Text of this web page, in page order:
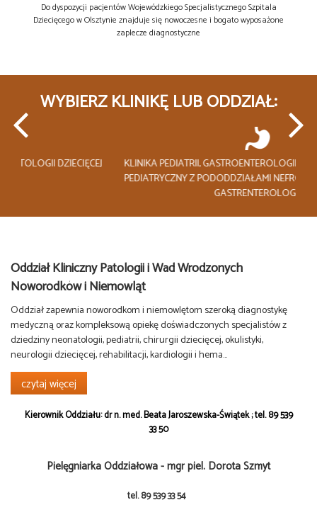
Do dyspozycji pacjentów Wojewódzkiego Specjalistycznego Szpitala
Dziecięcego w Olsztynie znajduje się nowoczesne i bogato wyposażone
zaplecze diagnostyczne
WYBIERZ KLINIKĘ LUB ODDZIAŁ:
KLINIKA PEDIATRII, GASTROENTEROLOGII I ŻYWIENIA– ODDZIAŁ
PEDIATRYCZNY Z PODODDZIAŁAMI NEFROLOGII, KARDIOLOGII I
Oddział Kliniczny Patologii i Wad Wrodzonych
Noworodków i Niemowląt
Oddział zapewnia noworodkom i niemowlętom szeroką diagnostykę
medyczną oraz kompleksową opiekę doświadczonych specjalistów z
dziedziny neonatologii, pediatrii, chirurgii dziecięcej, okulistyki,
neurologii dziecięcej, rehabilitacji, kardiologii i hema...
czytaj więcej
Kierownik Oddziału: dr n. med. Beata Jaroszewska-Świątek ; tel. 89 539
33 50
Pielęgniarka Oddziałowa - mgr piel. Dorota Szmyt
tel. 89 539 33 54